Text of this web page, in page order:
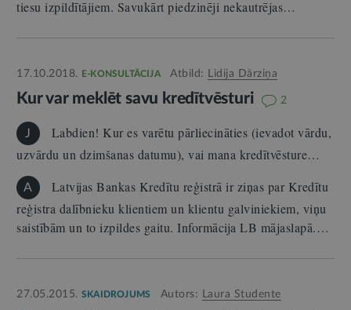
tiesu izpildītājiem. Savukārt piedzinēji nekautrējas…
17.10.2018. E-KONSULTĀCIJA Atbild: Lidija Dārziņa
Kur var meklēt savu kredītvēsturi 2
J
Labdien! Kur es varētu pārliecināties (ievadot vārdu,
uzvārdu un dzimšanas datumu), vai mana kredītvēsture…
A
Latvijas Bankas Kredītu reģistrā ir ziņas par Kredītu
reģistra dalībnieku klientiem un klientu galviniekiem, viņu
saistībām un to izpildes gaitu. Informācija LB mājaslapā.…
27.05.2015. SKAIDROJUMS Autors: Laura Studente